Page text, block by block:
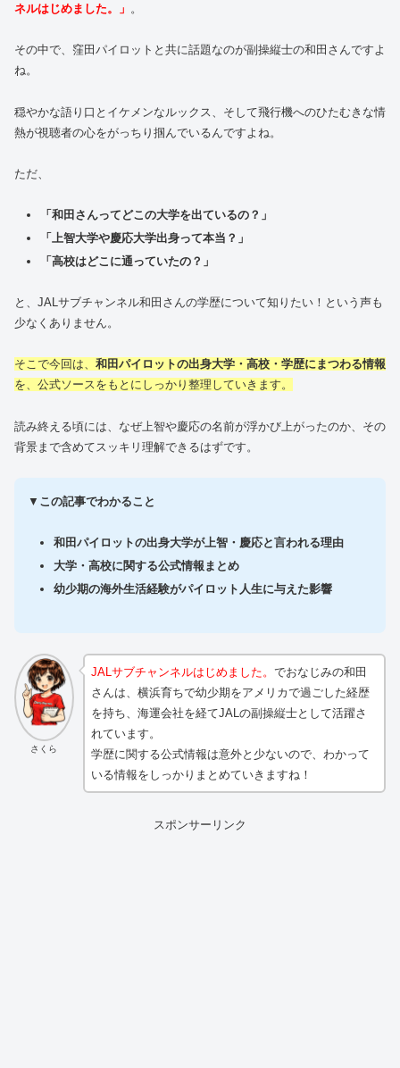
ネルはじめました。」 。
その中で、窪田パイロットと共に話題なのが副操縦士の和田さんですよ
ね。
穏やかな語り口とイケメンなルックス、そして飛行機へのひたむきな情
熱が視聴者の心をがっちり掴んでいるんですよね。
ただ、
「和田さんってどこの大学を出ているの？」
「上智大学や慶応大学出身って本当？」
「高校はどこに通っていたの？」
と、JALサブチャンネル和田さんの学歴について知りたい！という声も
少なくありません。
そこで今回は、 和田パイロットの出身大学・高校・学歴にまつわる情報
を、公式ソースをもとにしっかり整理していきます。
読み終える頃には、なぜ上智や慶応の名前が浮かび上がったのか、その
背景まで含めてスッキリ理解できるはずです。
▼ この記事でわかること
和田パイロットの出身大学が上智・慶応と言われる理由
大学・高校に関する公式情報まとめ
幼少期の海外生活経験がパイロット人生に与えた影響
さくら
JALサブチャンネルはじめました。 でおなじみの和田
さんは、横浜育ちで幼少期をアメリカで過ごした経歴
を持ち、海運会社を経てJALの副操縦士として活躍さ
れています。
学歴に関する公式情報は意外と少ないので、わかって
いる情報をしっかりまとめていきますね！
スポンサーリンク